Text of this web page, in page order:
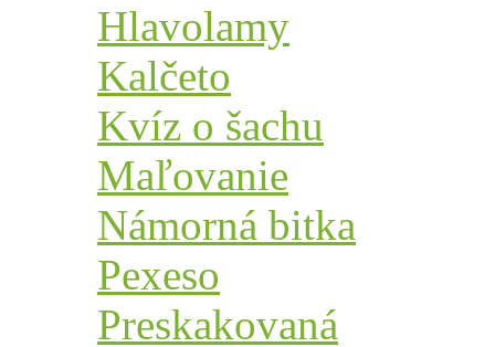
Hlavolamy
Kalčeto
Kvíz o šachu
Maľovanie
Námorná bitka
Pexeso
Preskakovaná